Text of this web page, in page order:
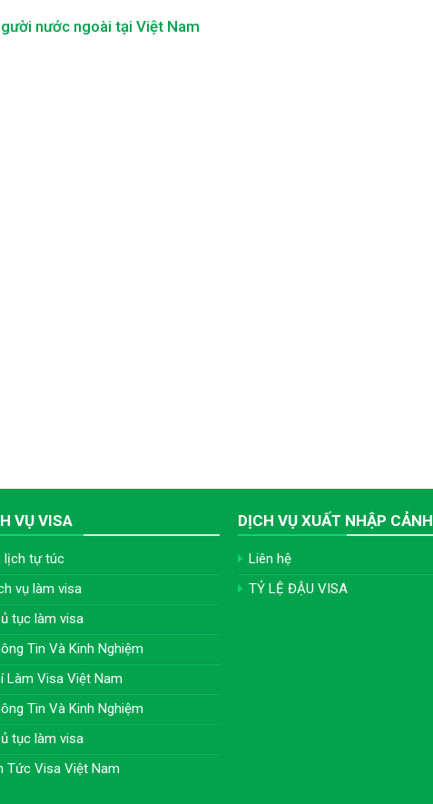
nước ngoài tại Việt Nam
VỤ VISA
lịch tự túc
vụ làm visa
tục làm visa
Tin Và Kinh Nghiệm
Làm Visa Việt Nam
Tin Và Kinh Nghiệm
tục làm visa
Tức Visa Việt Nam
DỊCH VỤ XUẤT NHẬP CẢNH
Liên hệ
TỶ LỆ ĐẬU VISA